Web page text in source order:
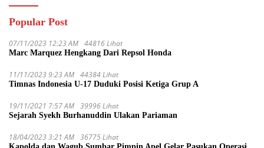
Popular Post
07/11/2023 12:23 AM 44816 Lihat
Marc Marquez Hengkang Dari Repsol Honda
11/11/2023 9:23 AM 44384 Lihat
Timnas Indonesia U-17 Duduki Posisi Ketiga Grup A
19/11/2021 7:57 AM 39996 Lihat
Sejarah Syekh Burhanuddin Ulakan Pariaman
18/04/2023 3:21 AM 36775 Lihat